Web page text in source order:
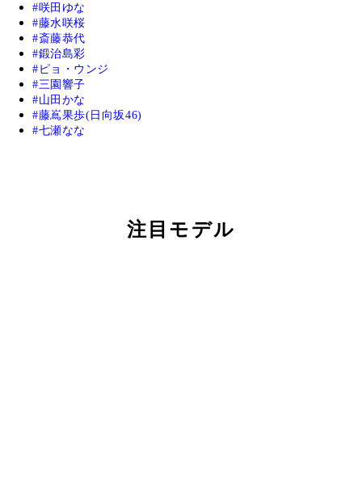
咲田ゆな
藤水咲桜
斎藤恭代
鍛治島彩
ピョ・ウンジ
三園響子
山田かな
藤嶌果歩(日向坂46)
七瀬なな
注目モデル